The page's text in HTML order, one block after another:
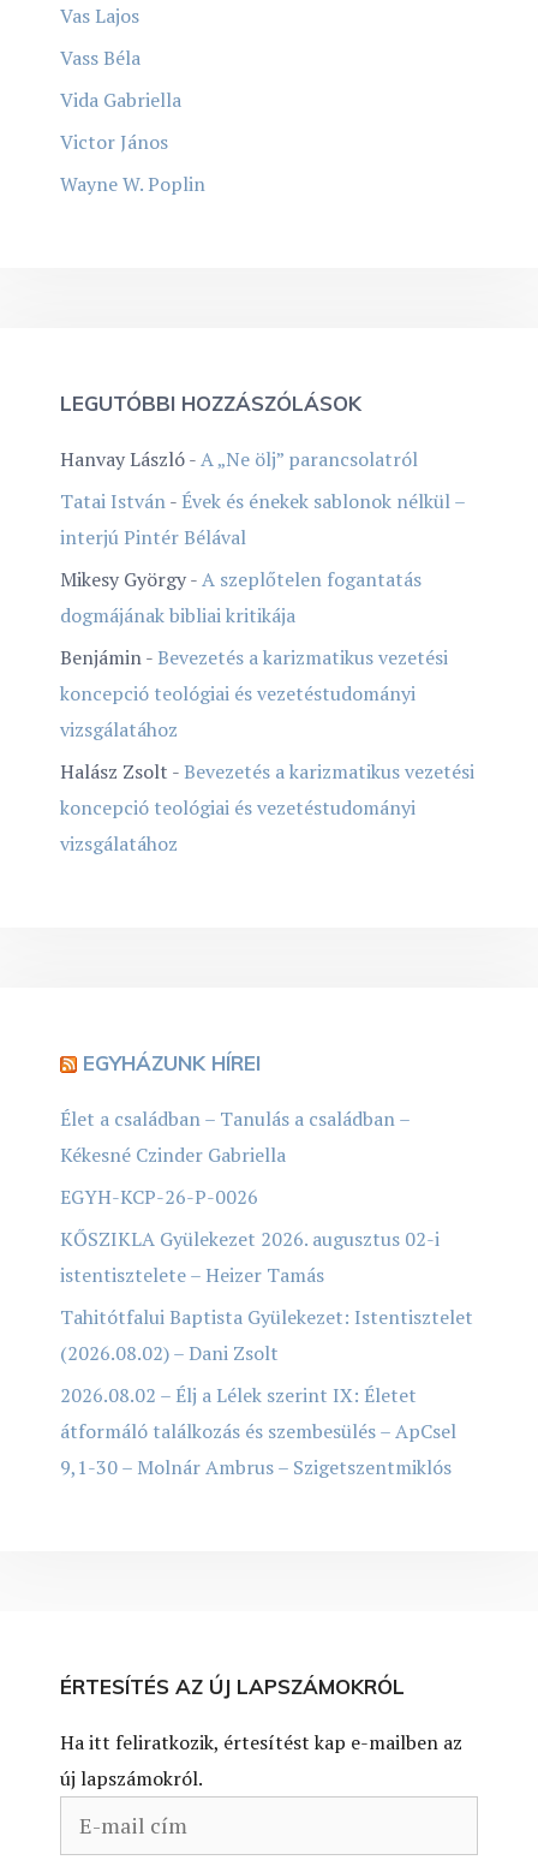
Vas Lajos
Vass Béla
Vida Gabriella
Victor János
Wayne W. Poplin
LEGUTÓBBI HOZZÁSZÓLÁSOK
Hanvay László-A „Ne ölj” parancsolatról
Tatai István- Évek és énekek sablonok nélkül –
interjú Pintér Bélával
Mikesy György-A szeplőtelen fogantatás
dogmájának bibliai kritikája
Benjámin-Bevezetés a karizmatikus vezetési
koncepció teológiai és vezetéstudományi
vizsgálatához
Halász Zsolt -Bevezetés a karizmatikus vezetési
koncepció teológiai és vezetéstudományi
vizsgálatához
EGYHÁZUNK HÍREI
Élet a családban – Tanulás a családban –
Kékesné Czinder Gabriella
EGYH-KCP-26-P-0026
KŐSZIKLA Gyülekezet 2026. augusztus 02-i
istentisztelete – Heizer Tamás
Tahitótfalui Baptista Gyülekezet: Istentisztelet
(2026.08.02) – Dani Zsolt
2026.08.02 – Élj a Lélek szerint IX: Életet
átformáló találkozás és szembesülés – ApCsel
9,1-30 – Molnár Ambrus – Szigetszentmiklós
ÉRTESÍTÉS AZ ÚJ LAPSZÁMOKRÓL
Ha itt feliratkozik, értesítést kap e-mailben az
új lapszámokról.